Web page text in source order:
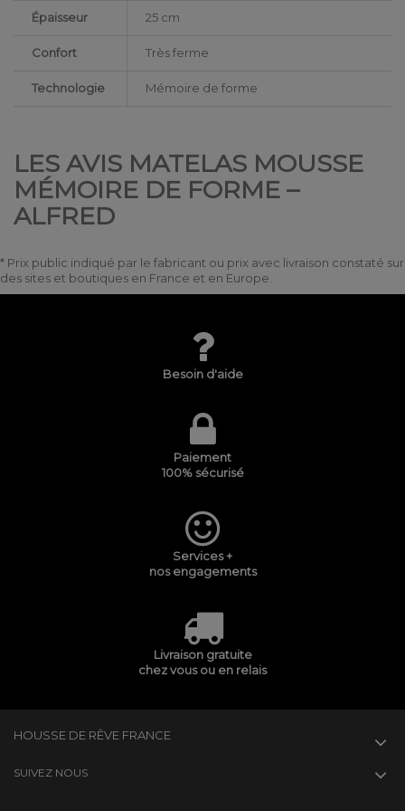
Épaisseur 25 cm
Confort Très ferme
Technologie Mémoire de forme
LES AVIS MATELAS MOUSSE
MÉMOIRE DE FORME –
ALFRED
* Prix public indiqué par le fabricant ou prix avec livraison constaté sur
des sites et boutiques en France et en Europe.
Besoin d'aide
Paiement
100% sécurisé
Services +
nos engagements
Livraison gratuite
chez vous ou en relais
HOUSSE DE RÊVE FRANCE
SUIVEZ NOUS